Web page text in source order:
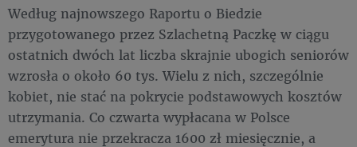
Według najnowszego Raportu o Biedzie
przygotowanego przez Szlachetną Paczkę w ciągu
ostatnich dwóch lat liczba skrajnie ubogich seniorów
wzrosła o około 60 tys. Wielu z nich, szczególnie
kobiet, nie stać na pokrycie podstawowych kosztów
utrzymania. Co czwarta wypłacana w Polsce
emerytura nie przekracza 1600 zł miesięcznie, a